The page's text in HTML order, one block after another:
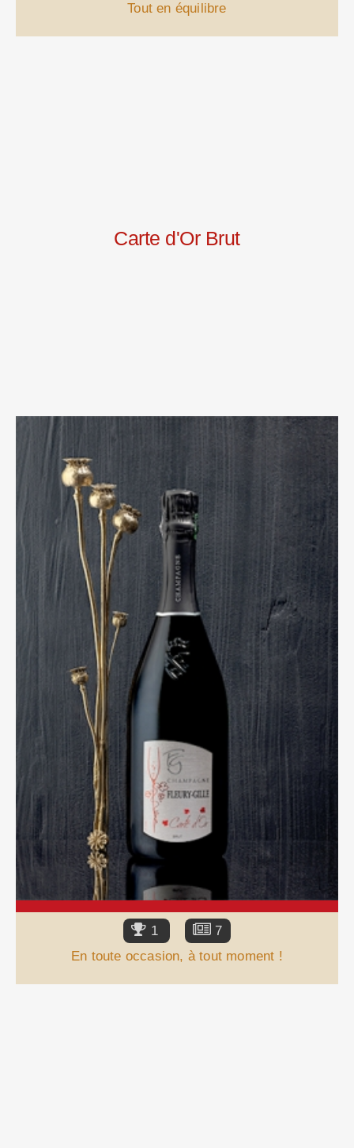
Tout en équilibre
Carte d'Or Brut
1
7
En toute occasion, à tout moment !